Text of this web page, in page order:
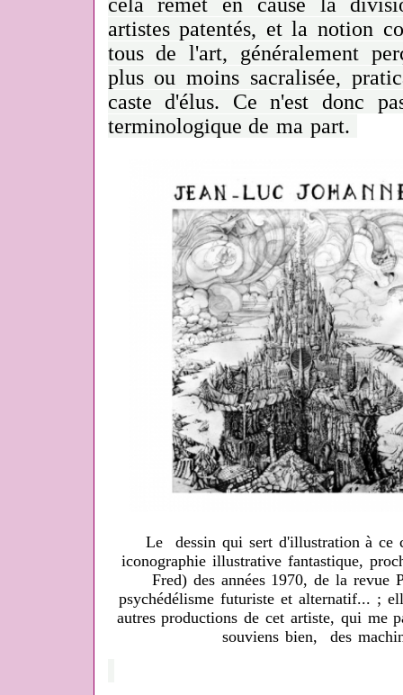
artistes patentés, et la notion
tous de l'art, généralement
plus ou moins sacralisée,
caste d'élus. Ce n'est donc
terminologique de ma part.
Le dessin qui sert d'illustration à ce
iconographie illustrative fantastique,
Fred) des années 1970, de la revue
psychédélisme futuriste et alternatif... ;
autres productions de cet artiste, qui me
souviens bien, des